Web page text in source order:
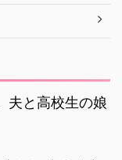
夫と高校生の娘